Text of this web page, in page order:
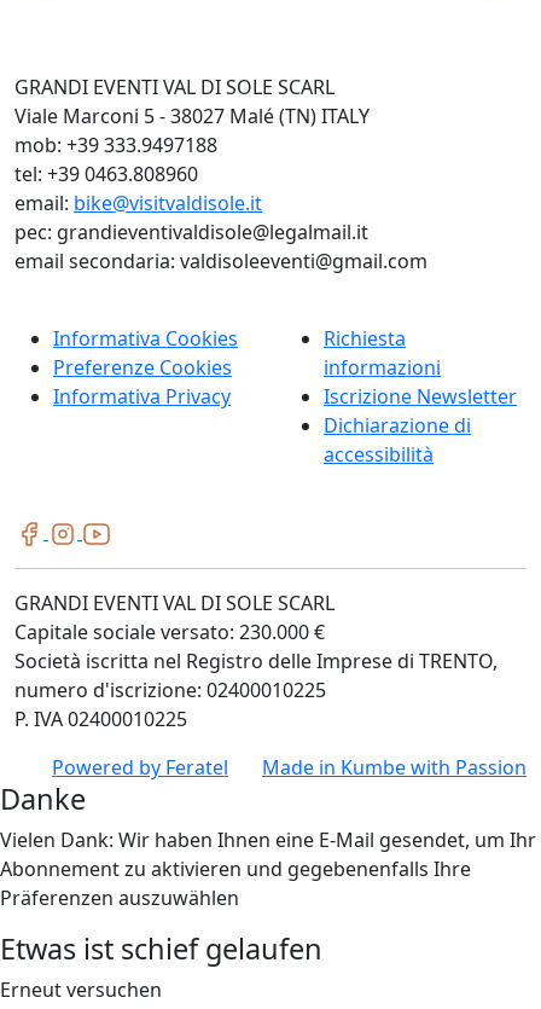
GRANDI EVENTI VAL DI SOLE SCARL
Viale Marconi 5 - 38027 Malé (TN) ITALY
mob: +39 333.9497188
tel: +39 0463.808960
email: bike@visitvaldisole.it
pec: grandieventivaldisole@legalmail.it
email secondaria: valdisoleeventi@gmail.com
Informativa Cookies
Preferenze Cookies
Informativa Privacy
Richiesta
informazioni
Iscrizione Newsletter
Dichiarazione di
accessibilità
GRANDI EVENTI VAL DI SOLE SCARL
Capitale sociale versato: 230.000 €
Società iscritta nel Registro delle Imprese di TRENTO,
numero d'iscrizione: 02400010225
P. IVA 02400010225
Powered by Feratel Made in Kumbewith Passion
Danke
Vielen Dank: Wir haben Ihnen eine E-Mail gesendet, um Ihr
Abonnement zu aktivieren und gegebenenfalls Ihre
Präferenzen auszuwählen
Etwas ist schief gelaufen
Erneut versuchen